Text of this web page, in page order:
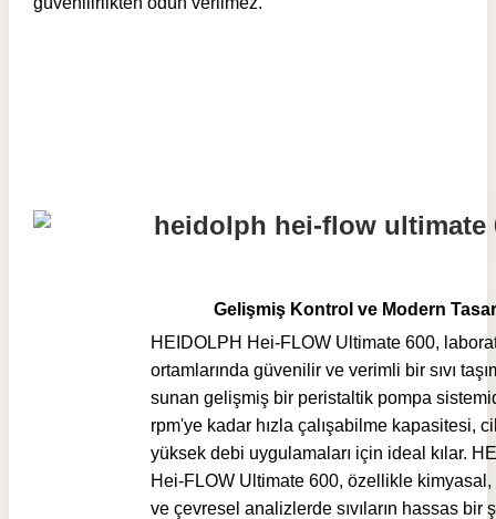
Gelişmiş Kontrol ve Modern
HEIDOLPH Hei-FLOW Ultimate 600,
ortamlarında güvenilir ve verimli bir sıvı
sunan gelişmiş bir peristaltik pompa
rpm'ye kadar hızla çalışabilme kapasitesi,
yüksek debi uygulamaları için ideal kılar.
Hei-FLOW Ultimate 600, özellikle
ve çevresel analizlerde sıvıların hassas bir